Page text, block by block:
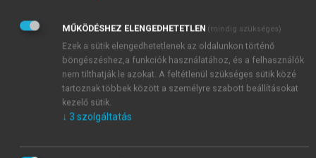
energiája. Általánosságban elmondható, hogy a
sugárvédelem egyszerűbb kialakíthatósága
miatt a pinceszinten, a földfelszín alatt
találhatók a bunkerek. Ezen építészeti
kialakítások tovább növelik a radioterápiás
készülékek telepítési költségeit. Sok esetben a
bunker megépítésének költsége elérheti a
MŰKÖDÉSHEZ ELENGEDHETETLEN (mindig szükséges)
Ezek a sütik elengedhetetlenek az oldalunkon történő
böngészéshez,a funkciók használatához, és a felhasználók
nem tilthatják le azokat. A feltétlenül szükséges sütik közé
tartoznak többek között a személyre szabott beállításokat
kezelő sütik.
↓ 3 szolgáltatás